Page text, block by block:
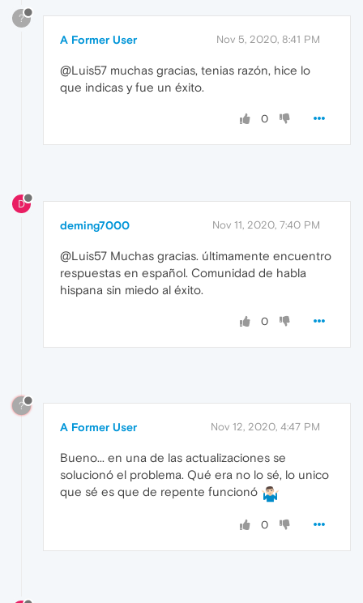
?
A Former User Nov 5, 2020, 8:41 PM
@Luis57 muchas gracias, tenias razón, hice lo
que indicas y fue un éxito.
0
D
deming7000 Nov 11, 2020, 7:40 PM
@Luis57 Muchas gracias. últimamente encuentro
respuestas en español. Comunidad de habla
hispana sin miedo al éxito.
0
?
A Former User Nov 12, 2020, 4:47 PM
Bueno... en una de las actualizaciones se
solucionó el problema. Qué era no lo sé, lo unico
que sé es que de repente funcionó
0